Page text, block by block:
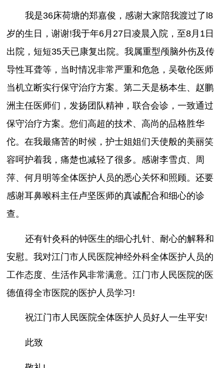
我是36床荷塘的郑嘉俊，感谢大家陪我渡过了l8
岁的生日，谢谢!我于年6月27日凌晨入院，至8月1日
出院，短短35天已康复出院。我属重型颅脑外伤及传
导性耳聋等，当时情况非常严重和危急，吴敬伦医师
当机立断实行保守治疗方案。第二天是杨本生、赵鹏
洲主任医师们，发扬团队精神，联合会诊，一致通过
保守治疗方案。您们高超的技术、高尚的品格胜华
佗。在我最痛苦的时候，护士姐姐们天使般的美丽笑
容呵护着我，痛楚也减轻了很多。感谢李雪贞、周
萍、何月明等全体医护人员的悉心关怀和照顾。还要
感谢耳鼻喉科主任卢坚医师的真诚配合和细心的诊
查。
还有针灸科的钟医生的细心扎针、耐心的解释和
安慰。我对江门市人民医院神经外科全体医护人员的
工作态度、生活作风非常满意。江门市人民医院的医
德值得全市医院的医护人员学习!
祝江门市人民医院全体医护人员好人一生平安!
此致